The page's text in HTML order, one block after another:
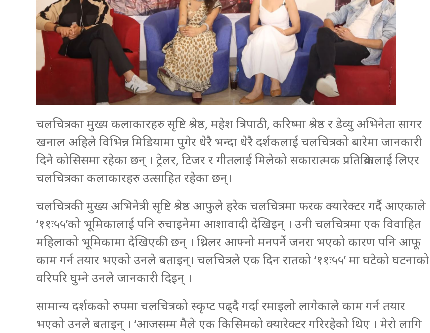
चलचित्रका मुख्य कलाकारहरु सृष्टि श्रेष्ठ, महेश त्रिपाठी, करिष्मा श्रेष्ठ र डेव्यु अभिनेता सागर
खनाल अहिले विभिन्न मिडियामा पुगेर धेरै भन्दा धेरै दर्शकलाई चलचित्रको बारेमा जानकारी
दिने कोसिसमा रहेका छन् । ट्रेलर, टिजर र गीतलाई मिलेको सकारात्मक प्रतिक्रियालाई लिएर
चलचित्रका कलाकारहरु उत्साहित रहेका छन्।
चलचित्रकी मुख्य अभिनेत्री सृष्टि श्रेष्ठ आफुले हरेक चलचित्रमा फरक क्यारेक्टर गर्दै आएकाले
‘११ः५५’को भूमिकालाई पनि रुचाइनेमा आशावादी देखिइन् । उनी चलचित्रमा एक विवाहित
महिलाको भूमिकामा देखिएकी छन् । थ्रिलर आफ्नो मनपर्ने जनरा भएको कारण पनि आफू
काम गर्न तयार भएको उनले बताइन्। चलचित्रले एक दिन रातको ‘११ः५५’ मा घटेको घटनाको
वरिपरि घुम्ने उनले जानकारी दिइन् ।
सामान्य दर्शकको रुपमा चलचित्रको स्कृप्ट पढ्दै गर्दा रमाइलो लागेकाले काम गर्न तयार
भएको उनले बताइन् । ‘आजसम्म मैले एक किसिमको क्यारेक्टर गरिरहेको थिए । मेरो लागि